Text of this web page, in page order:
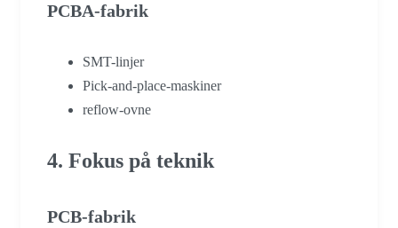
PCBA-fabrik
SMT-linjer
Pick-and-place-maskiner
reflow-ovne
4. Fokus på teknik
PCB-fabrik